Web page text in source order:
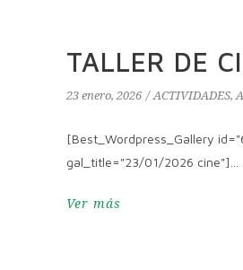
TALLER DE
23 enero, 2026 ACTIVIDADES,
[Best_Wordpress_Gallery
gal_title="23/01/2026 cine"]
Ver más